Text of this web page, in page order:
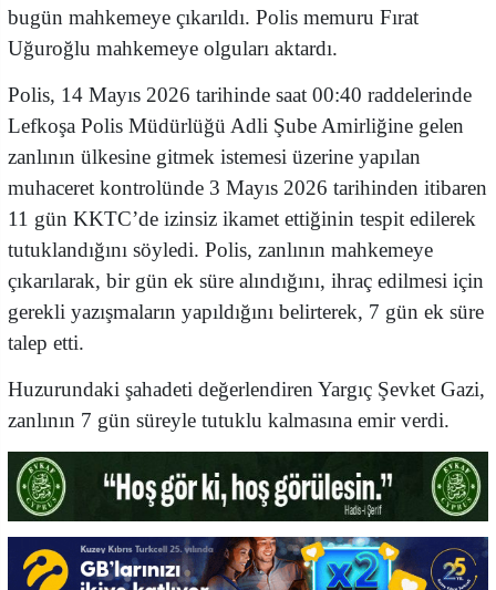
bugün mahkemeye çıkarıldı. Polis memuru Fırat
Uğuroğlu mahkemeye olguları aktardı.
Polis, 14 Mayıs 2026 tarihinde saat 00:40 raddelerinde
Lefkoşa Polis Müdürlüğü Adli Şube Amirliğine gelen
zanlının ülkesine gitmek istemesi üzerine yapılan
muhaceret kontrolünde 3 Mayıs 2026 tarihinden itibaren
11 gün KKTC’de izinsiz ikamet ettiğinin tespit edilerek
tutuklandığını söyledi. Polis, zanlının mahkemeye
çıkarılarak, bir gün ek süre alındığını, ihraç edilmesi için
gerekli yazışmaların yapıldığını belirterek, 7 gün ek süre
talep etti.
Huzurundaki şahadeti değerlendiren Yargıç Şevket Gazi,
zanlının 7 gün süreyle tutuklu kalmasına emir verdi.